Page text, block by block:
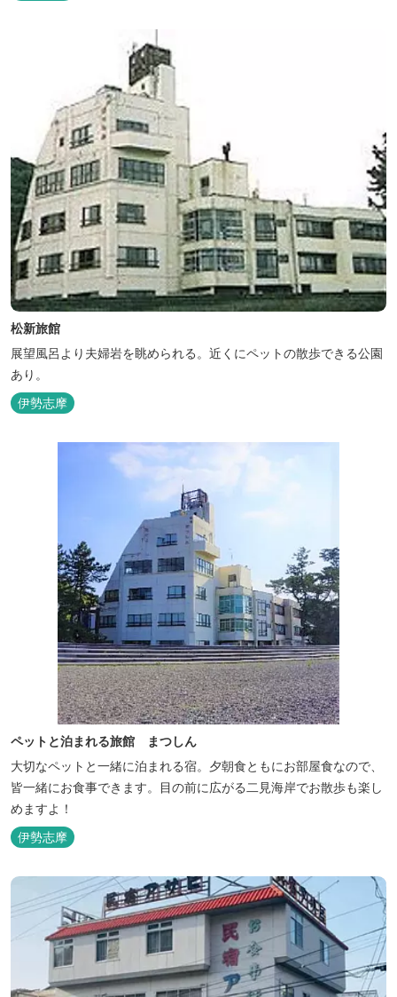
松新旅館
展望風呂より夫婦岩を眺められる。近くにペットの散歩できる公園
あり。
伊勢志摩
ペットと泊まれる旅館 まつしん
大切なペットと一緒に泊まれる宿。夕朝食ともにお部屋食なので、
皆一緒にお食事できます。目の前に広がる二見海岸でお散歩も楽し
めますよ！
伊勢志摩